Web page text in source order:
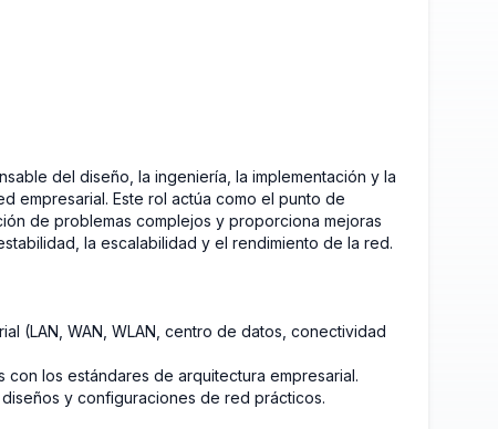
del diseño, la ingeniería, la implementación y la
empresarial. Este rol actúa como el punto de
de problemas complejos y proporciona mejoras
la escalabilidad y el rendimiento de la red.
(LAN, WAN, WLAN, centro de datos, conectividad
los estándares de arquitectura empresarial.
y configuraciones de red prácticos.